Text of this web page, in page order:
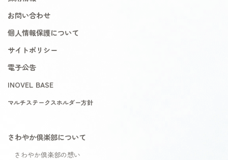
お問い合わせ
個人情報保護について
サイトポリシー
電子公告
INOVEL BASE
マルチステークスホルダー方針
さわやか倶楽部について
さわやか倶楽部の想い